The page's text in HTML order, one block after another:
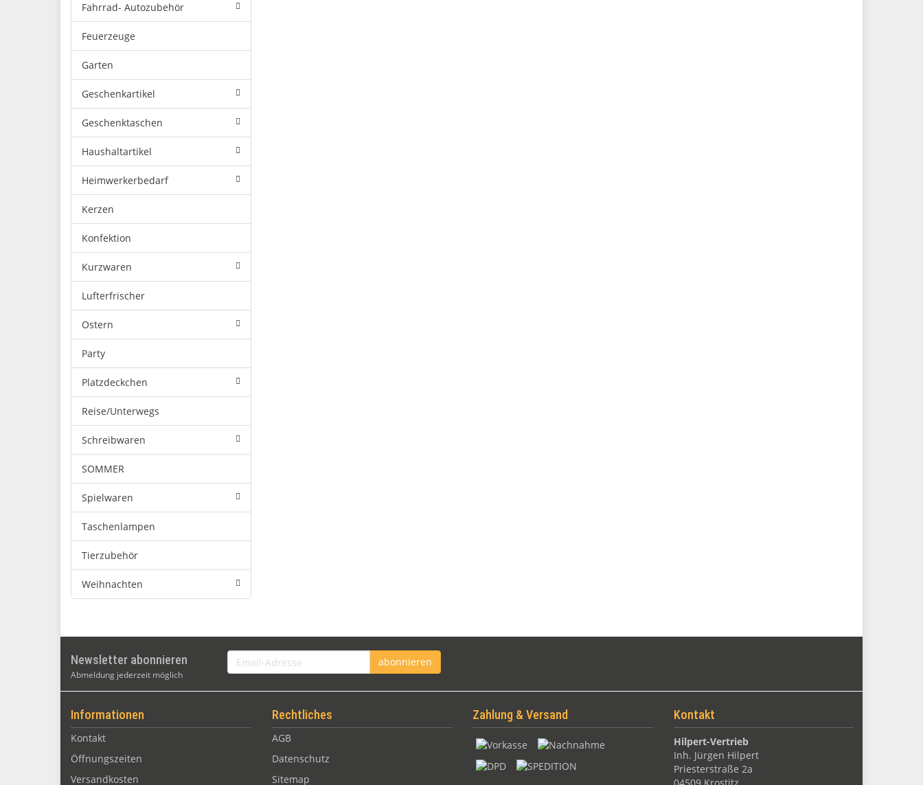
Fahrrad- Autozubehör
Feuerzeuge
Garten
Geschenkartikel
Geschenktaschen
Haushaltartikel
Heimwerkerbedarf
Kerzen
Konfektion
Kurzwaren
Lufterfrischer
Ostern
Party
Platzdeckchen
Reise/Unterwegs
Schreibwaren
SOMMER
Spielwaren
Taschenlampen
Tierzubehör
Weihnachten
Newsletter abonnieren
Abmeldung jederzeit möglich
Email-
Adresse
abonnieren
Informationen
Kontakt
Öffnungszeiten
Versandkosten
Rechtliches
AGB
Datenschutz
Sitemap
Zahlung & Versand Kontakt
Hilpert-Vertrieb
Inh. Jürgen Hilpert
Priesterstraße 2a